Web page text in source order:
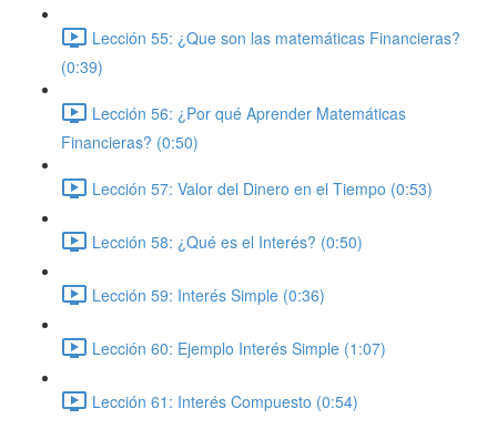
Lección 55: ¿Que son las matemáticas Financieras?
(0:39)
Lección 56: ¿Por qué Aprender Matemáticas
Financieras? (0:50)
Lección 57: Valor del Dinero en el Tiempo (0:53)
Lección 58: ¿Qué es el Interés? (0:50)
Lección 59: Interés Simple (0:36)
Lección 60: Ejemplo Interés Simple (1:07)
Lección 61: Interés Compuesto (0:54)